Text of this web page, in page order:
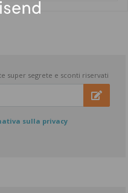
super segrete e sconti riservati
sulla privacy